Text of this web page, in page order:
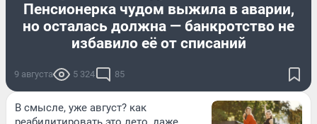
Пенсионерка чудом выжила в аварии,
но осталась должна — банкротство не
избавило её от списаний
9 августа 5 324 85
В смысле, уже август? как